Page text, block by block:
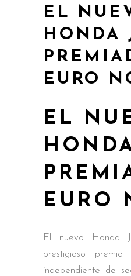
EL
HONDA
EURO
EL
EURO
El nuevo Honda
prestigioso
independiente de